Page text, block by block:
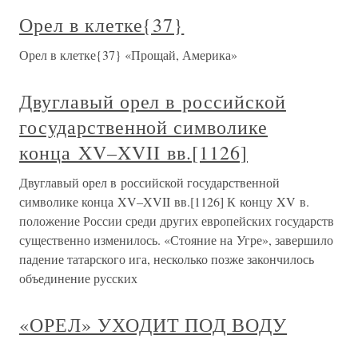
Орел в клетке{37}
Орел в клетке{37} «Прощай, Америка»
Двуглавый орел в российской
государственной символике
конца XV–XVII вв.[1126]
Двуглавый орел в российской государственной
символике конца XV–XVII вв.[1126] К концу XV в.
положение России среди других европейских государств
существенно изменилось. «Стояние на Угре», завершило
падение татарского ига, несколько позже закончилось
объединение русских
«ОРЕЛ» УХОДИТ ПОД ВОДУ